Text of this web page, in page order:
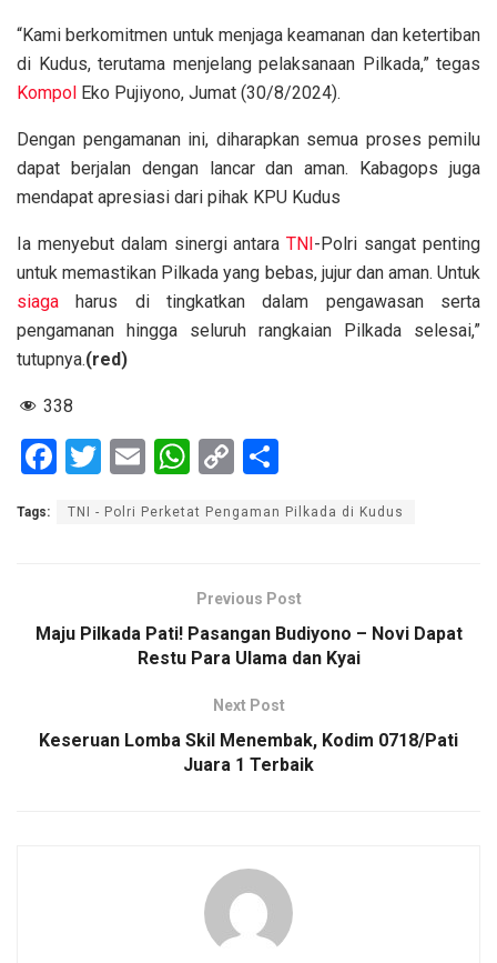
“Kami berkomitmen untuk menjaga keamanan dan ketertiban
di Kudus, terutama menjelang pelaksanaan Pilkada,” tegas
Kompol Eko Pujiyono, Jumat (30/8/2024).
Dengan pengamanan ini, diharapkan semua proses pemilu
dapat berjalan dengan lancar dan aman. Kabagops juga
mendapat apresiasi dari pihak KPU Kudus
Ia menyebut dalam sinergi antaraTNI-Polri sangat penting
untuk memastikan Pilkada yang bebas, jujur dan aman. Untuk
siaga harus di tingkatkan dalam pengawasan serta
pengamanan hingga seluruh rangkaian Pilkada selesai,”
tutupnya.(red)
338
F
ce
o
T
tt
E
ail
W
at
A
p
p
C
py
n
k
ar
Tags: TNI - Polri Perketat Pengaman Pilkada di Kudus
Previous Post
Maju Pilkada Pati! Pasangan Budiyono – Novi Dapat
Restu Para Ulama dan Kyai
Next Post
Keseruan Lomba Skil Menembak, Kodim 0718/Pati
Juara 1 Terbaik